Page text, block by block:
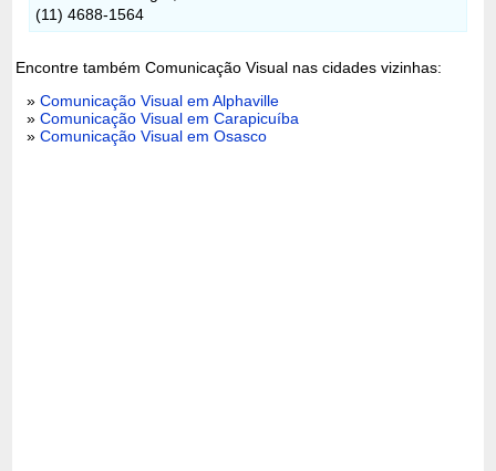
(11) 4688-1564
Encontre também Comunicação Visual nas cidades vizinhas:
»Comunicação Visual em Alphaville
»Comunicação Visual em Carapicuíba
»Comunicação Visual em Osasco